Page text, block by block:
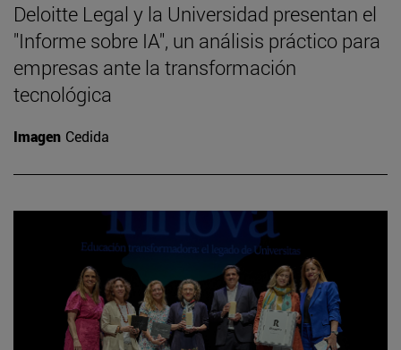
Deloitte Legal y la Universidad presentan el
"Informe sobre IA", un análisis práctico para
empresas ante la transformación
tecnológica
Imagen Cedida